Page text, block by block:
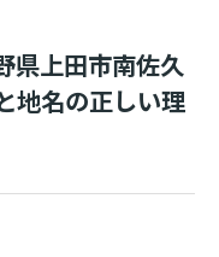
県上田市南佐久
地名の正しい理